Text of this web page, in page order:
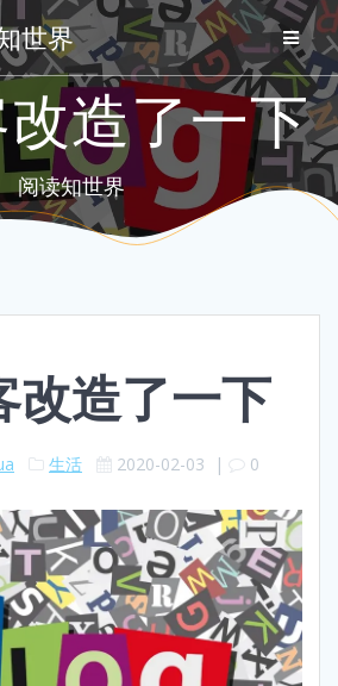
Skip
to
content
世界
造了一下
阅读知世界
改造了一下
生活 2020-02-03 | 0